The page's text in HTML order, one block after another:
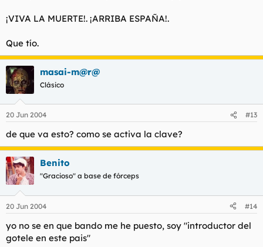
¡VIVA LA MUERTE!. ¡ARRIBA ESPAÑA!.
Que tío.
masai-m@r@
Clásico
20 Jun 2004 #13
de que va esto? como se activa la clave?
Benito
"Gracioso" a base de fórceps
20 Jun 2004 #14
yo no se en que bando me he puesto, soy "introductor del
gotele en este pais"